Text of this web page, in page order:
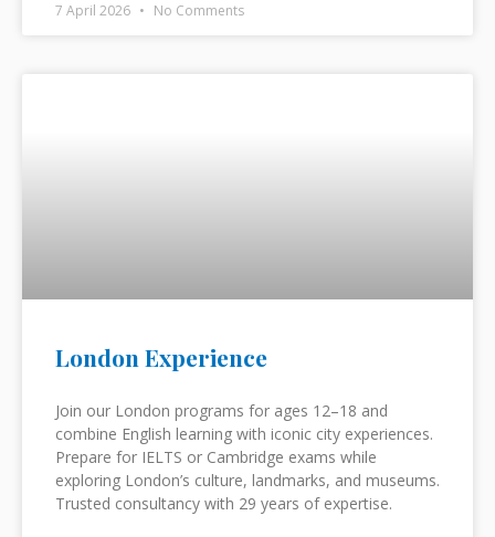
7 April 2026 No Comments
London Experience
Join our London programs for ages 12–18 and
combine English learning with iconic city experiences.
Prepare for IELTS or Cambridge exams while
exploring London’s culture, landmarks, and museums.
Trusted consultancy with 29 years of expertise.